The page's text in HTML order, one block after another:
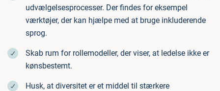
udvælgelsesprocesser. Der findes for eksempel
værktøjer, der kan hjælpe med at bruge inkluderende
sprog.
Skab rum for rollemodeller, der viser, at ledelse ikke er
kønsbestemt.
Husk, at diversitet er et middel til stærkere